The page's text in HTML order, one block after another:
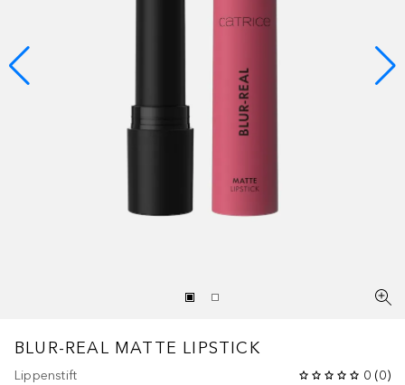
BLUR-REAL MATTE LIPSTICK
Lippenstift 0 (0)